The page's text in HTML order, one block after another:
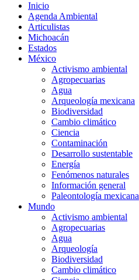
Inicio
Agenda Ambiental
Articulistas
Michoacán
Estados
México
Activismo ambiental
Agropecuarias
Agua
Arqueología mexicana
Biodiversidad
Cambio climático
Ciencia
Contaminación
Desarrollo sustentable
Energía
Fenómenos naturales
Información general
Paleontología mexicana
Mundo
Activismo ambiental
Agropecuarias
Agua
Arqueología
Biodiversidad
Cambio climático